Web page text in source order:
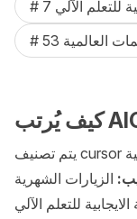
للتعلم الآلي
الزيارات الشهرية
للتعلم الآلي